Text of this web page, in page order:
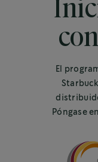
El
Póngase